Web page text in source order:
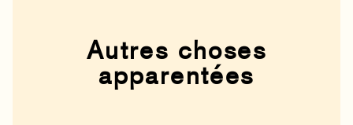
Autres choses
apparentées